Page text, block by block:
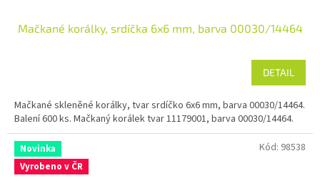
Mačkané korálky, srdíčka 6x6 mm, barva 00030/14464
DETAIL
Mačkané skleněné korálky, tvar srdíčko 6x6 mm, barva 00030/14464.
Balení 600 ks. Mačkaný korálek tvar 11179001, barva 00030/14464.
Novinka
Vyrobeno v ČR
Kód: 98538